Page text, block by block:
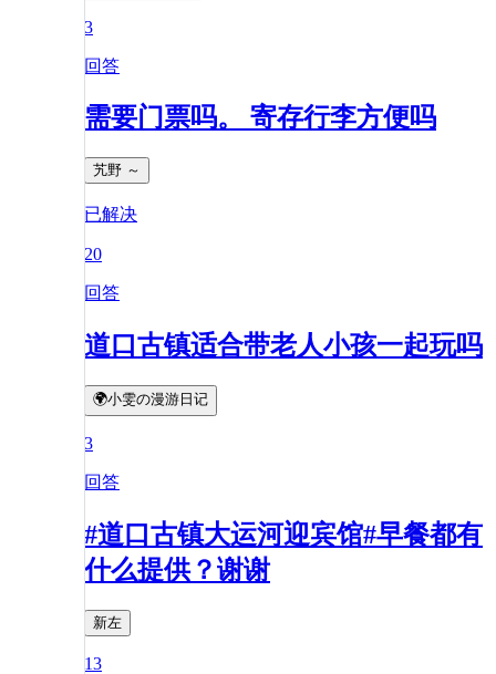
3
回答
需要门票吗。 寄存行李方便吗
艽野 ～
已解决
20
回答
道口古镇适合带老人小孩一起玩吗
🌍小雯の漫游日记
3
回答
#道口古镇大运河迎宾馆#早餐都有
什么提供？谢谢
新左
13